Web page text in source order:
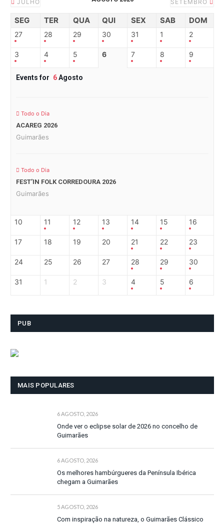
JULHO SETEMBRO
SEG TER QUA QUI SEX SAB DOM
27 28 29 30 31 1 2
3 4 5 6 7 8 9
Events for 6Agosto
Todo o Dia
ACAREG 2026
Guimarães
Todo o Dia
FEST’IN FOLK CORREDOURA 2026
Guimarães
10 11 12 13 14 15 16
17 18 19 20 21 22 23
24 25 26 27 28 29 30
31 1 2 3 4 5 6
PUB
MAIS POPULARES
6 AGOSTO, 2026
Onde ver o eclipse solar de 2026 no concelho de
Guimarães
6 AGOSTO, 2026
Os melhores hambúrgueres da Península Ibérica
chegam a Guimarães
5 AGOSTO, 2026
Com inspiração na natureza, o Guimarães Clássico